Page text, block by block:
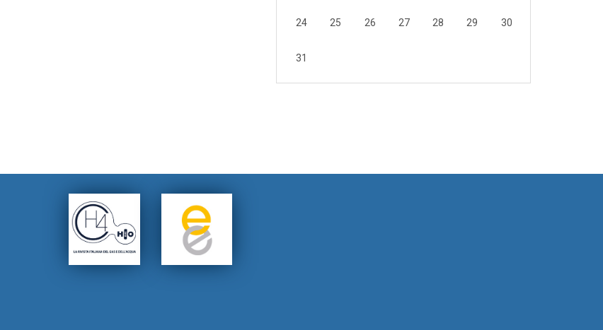
24 25 26 27 28 29 30
31